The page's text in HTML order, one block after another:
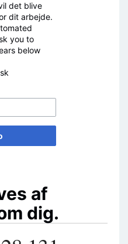
det blive
dit arbejde.
you to
below
af
dig.